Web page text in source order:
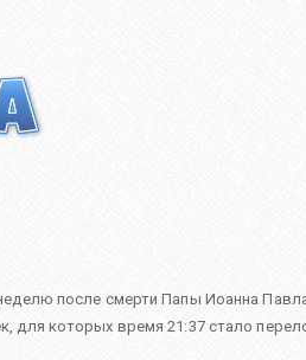
после смерти Папы Иоанна
для которых время 21:37 стало